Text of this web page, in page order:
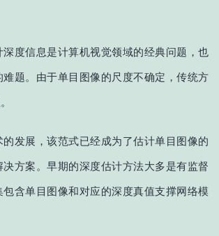
度信息是计算机视觉领域的经典问题，也
题。由于单目图像的尺度不确定，传统方
发展，该范式已经成为了估计单目图像的
方案。早期的深度估计方法大多是有监督
含单目图像和对应的深度真值支撑网络模